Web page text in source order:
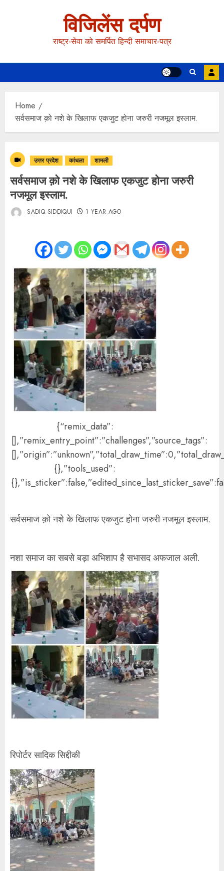
विजिलेंस दर्पण
राष्ट्र-सेवा को समर्पित हिन्दी समाचार-पत्र
Home
सर्वसमाज क़ो नशे के खिलाफ एकजुट होना जरुरी नजमूल इस्लाम.
उत्तर प्रदेश कांधला शामली
सर्वसमाज क़ो नशे के खिलाफ एकजुट होना जरुरी
नजमूल इस्लाम.
SADIQ SIDDIQUI 1 YEAR AGO
{“remix_data”:
[],”remix_entry_point”:”challenges”,”source_tags”:
{},”tools_used”:
सर्वसमाज क़ो नशे के खिलाफ एकजुट होना जरुरी नजमूल इस्लाम.
नशा समाज का सबसे बड़ा अभिशाप है सभासद अफजाल अली.
रिपोर्टर सादिक सिद्दीकी